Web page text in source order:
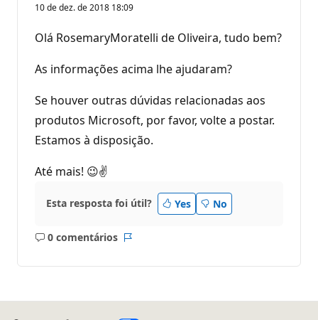
10 de dez. de 2018 18:09
Olá RosemaryMoratelli de Oliveira, tudo bem?
As informações acima lhe ajudaram?
Se houver outras dúvidas relacionadas aos
produtos Microsoft, por favor, volte a postar.
Estamos à disposição.
Até mais! 😉✌
Esta resposta foi útil? Yes No
0 comentários
Sem